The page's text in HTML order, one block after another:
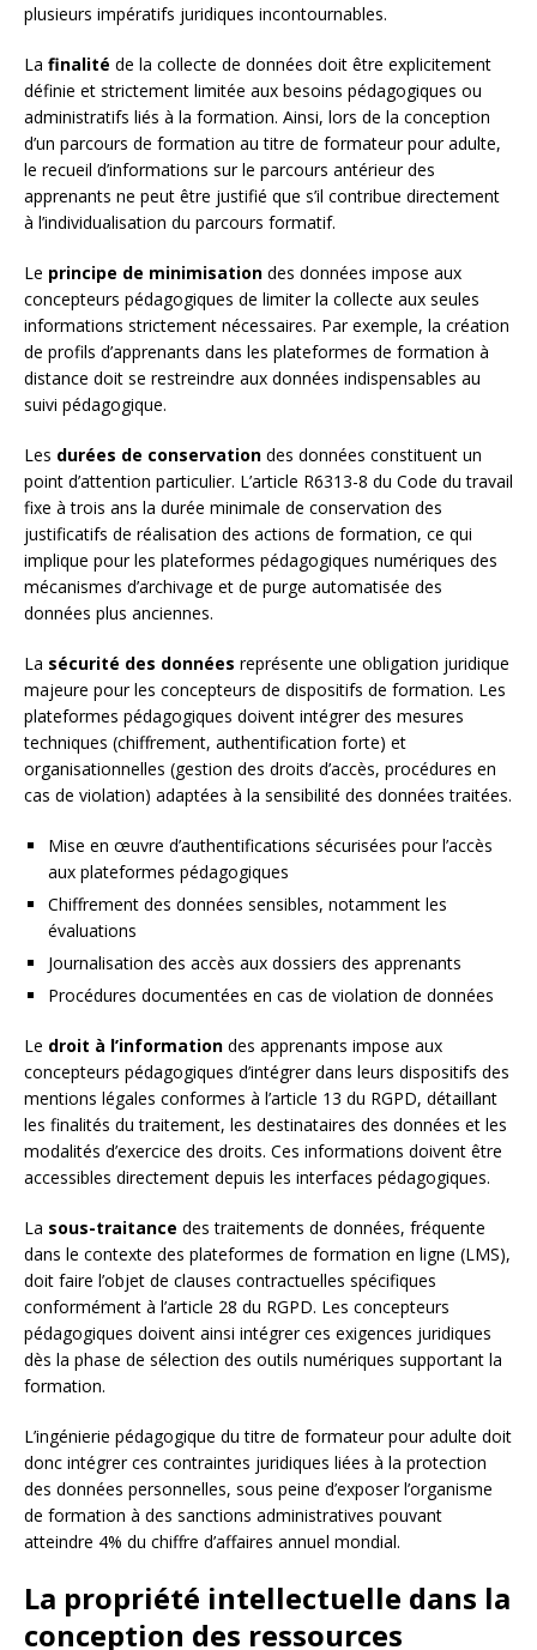
plusieurs impératifs juridiques incontournables.
La finalité de la collecte de données doit être explicitement
définie et strictement limitée aux besoins pédagogiques ou
administratifs liés à la formation. Ainsi, lors de la conception
d’un parcours de formation au titre de formateur pour adulte,
le recueil d’informations sur le parcours antérieur des
apprenants ne peut être justifié que s’il contribue directement
à l’individualisation du parcours formatif.
Le principe de minimisation des données impose aux
concepteurs pédagogiques de limiter la collecte aux seules
informations strictement nécessaires. Par exemple, la création
de profils d’apprenants dans les plateformes de formation à
distance doit se restreindre aux données indispensables au
suivi pédagogique.
Les durées de conservation des données constituent un
point d’attention particulier. L’article R6313-8 du Code du travail
fixe à trois ans la durée minimale de conservation des
justificatifs de réalisation des actions de formation, ce qui
implique pour les plateformes pédagogiques numériques des
mécanismes d’archivage et de purge automatisée des
données plus anciennes.
La sécurité des données représente une obligation juridique
majeure pour les concepteurs de dispositifs de formation. Les
plateformes pédagogiques doivent intégrer des mesures
techniques (chiffrement, authentification forte) et
organisationnelles (gestion des droits d’accès, procédures en
cas de violation) adaptées à la sensibilité des données traitées.
Mise en œuvre d’authentifications sécurisées pour l’accès
aux plateformes pédagogiques
Chiffrement des données sensibles, notamment les
évaluations
Journalisation des accès aux dossiers des apprenants
Procédures documentées en cas de violation de données
Le droit à l’information des apprenants impose aux
concepteurs pédagogiques d’intégrer dans leurs dispositifs des
mentions légales conformes à l’article 13 du RGPD, détaillant
les finalités du traitement, les destinataires des données et les
modalités d’exercice des droits. Ces informations doivent être
accessibles directement depuis les interfaces pédagogiques.
La sous-traitance des traitements de données, fréquente
dans le contexte des plateformes de formation en ligne (LMS),
doit faire l’objet de clauses contractuelles spécifiques
conformément à l’article 28 du RGPD. Les concepteurs
pédagogiques doivent ainsi intégrer ces exigences juridiques
dès la phase de sélection des outils numériques supportant la
formation.
L’ingénierie pédagogique du titre de formateur pour adulte doit
donc intégrer ces contraintes juridiques liées à la protection
des données personnelles, sous peine d’exposer l’organisme
de formation à des sanctions administratives pouvant
atteindre 4% du chiffre d’affaires annuel mondial.
La propriété intellectuelle dans la
conception des ressources